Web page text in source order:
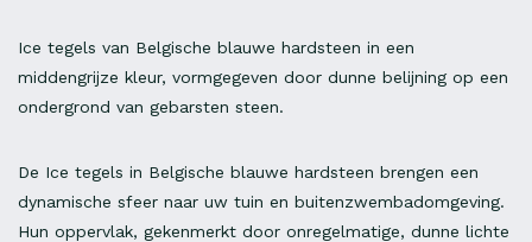
Ice tegels van Belgische blauwe hardsteen in een
middengrijze kleur, vormgegeven door dunne belijning op een
ondergrond van gebarsten steen.
De Ice tegels in Belgische blauwe hardsteen brengen een
dynamische sfeer naar uw tuin en buitenzwembadomgeving.
Hun oppervlak, gekenmerkt door onregelmatige, dunne lichte